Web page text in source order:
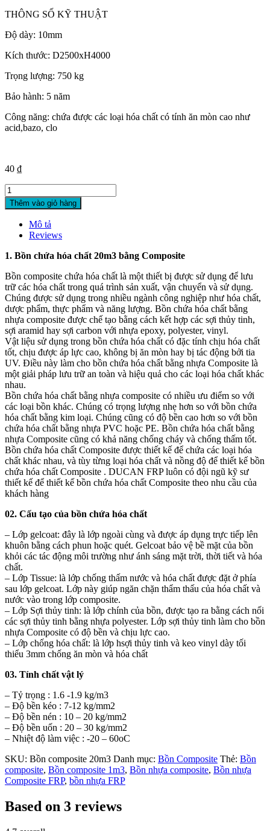
THÔNG SỐ KỸ THUẬT
Độ dày: 10mm
Kích thước: D2500xH4000
Trọng lượng: 750 kg
Bảo hành: 5 năm
Công năng: chứa được các loại hóa chất có tính ăn mòn cao như
acid,bazo, clo
40 ₫
Bồn
Composite
20m3
quantity
Thêm vào giỏ hàng
Mô tả
Reviews
1. Bồn chứa hóa chất 20m3 bằng Composite
Bồn composite chứa hóa chất là một thiết bị được sử dụng để lưu
trữ các hóa chất trong quá trình sản xuất, vận chuyển và sử dụng.
Chúng được sử dụng trong nhiều ngành công nghiệp như hóa chất,
dược phẩm, thực phẩm và năng lượng. Bồn chứa hóa chất bằng
nhựa composite được chế tạo bằng cách kết hợp các sợi thủy tinh,
sợi aramid hay sợi carbon với nhựa epoxy, polyester, vinyl.
Vật liệu sử dụng trong bồn chứa hóa chất có đặc tính chịu hóa chất
tốt, chịu được áp lực cao, không bị ăn mòn hay bị tác động bởi tia
UV. Điều này làm cho bồn chứa hóa chất bằng nhựa Composite là
một giải pháp lưu trữ an toàn và hiệu quả cho các loại hóa chất khác
nhau.
Bồn chứa hóa chất bằng nhựa composite có nhiều ưu điểm so với
các loại bồn khác. Chúng có trọng lượng nhẹ hơn so với bồn chứa
hóa chất bằng kim loại. Chúng cũng có độ bền cao hơn so với bồn
chứa hóa chất bằng nhựa PVC hoặc PE. Bồn chứa hóa chất bằng
nhựa Composite cũng có khả năng chống cháy và chống thấm tốt.
Bồn chứa hóa chất Composite được thiết kế để chứa các loại hóa
chất khác nhau, và tùy từng loại hóa chất và nồng độ để thiết kế bồn
chứa hóa chất Composite . DUCAN FRP luôn có đội ngũ kỹ sư
thiết kế để thiết kế bồn chứa hóa chất Composite theo nhu cầu của
khách hàng
02. Cấu tạo của bồn chứa hóa chất
– Lớp gelcoat: đây là lớp ngoài cùng và được áp dụng trực tiếp lên
khuôn bằng cách phun hoặc quét. Gelcoat bảo vệ bề mặt của bồn
khỏi các tác động môi trường như ánh sáng mặt trời, thời tiết và hóa
chất.
– Lớp Tissue: là lớp chống thấm nước và hóa chất được đặt ở phía
sau lớp gelcoat. Lớp này giúp ngăn chặn thẩm thấu của hóa chất và
nước vào trong lớp composite.
– Lớp Sợi thủy tinh: là lớp chính của bồn, được tạo ra bằng cách nối
các sợi thủy tinh bằng nhựa polyester. Lớp sợi thủy tinh làm cho bồn
nhựa Composite có độ bền và chịu lực cao.
– Lớp chống hóa chất: là lớp hsợi thủy tinh và keo vinyl dày tối
thiểu 3mm chống ăn mòn và hóa chất
03. Tính chất vật lý
– Tỷ trọng : 1.6 -1.9 kg/m3
– Độ bền kéo : 7-12 kg/mm2
– Độ bền nén : 10 – 20 kg/mm2
– Độ bền uốn : 20 – 30 kg/mm2
– Nhiệt độ làm việc : -20 – 60oC
SKU: Bồn composite 20m3 Danh mục: Bồn Composite Thẻ: Bồn
composite, Bồn composite 1m3, Bồn nhựa composite, Bồn nhựa
Composite FRP, bồn nhựa FRP
Based on 3 reviews